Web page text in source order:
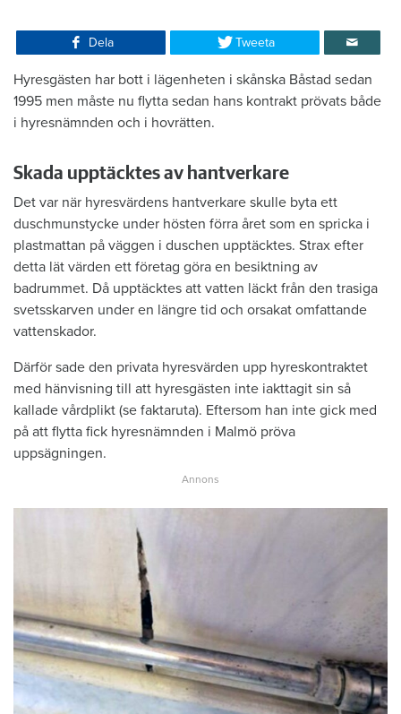
Dela Tweeta
Hyresgästen har bott i lägenheten i skånska Båstad sedan
1995 men måste nu flytta sedan hans kontrakt prövats både
i hyresnämnden och i hovrätten.
Skada upptäcktes av hantverkare
Det var när hyresvärdens hantverkare skulle byta ett
duschmunstycke under hösten förra året som en spricka i
plastmattan på väggen i duschen upptäcktes. Strax efter
detta lät värden ett företag göra en besiktning av
badrummet. Då upptäcktes att vatten läckt från den trasiga
svetsskarven under en längre tid och orsakat omfattande
vattenskador.
Därför sade den privata hyresvärden upp hyreskontraktet
med hänvisning till att hyresgästen inte iakttagit sin så
kallade vårdplikt (se faktaruta). Eftersom han inte gick med
på att flytta fick hyresnämnden i Malmö pröva
uppsägningen.